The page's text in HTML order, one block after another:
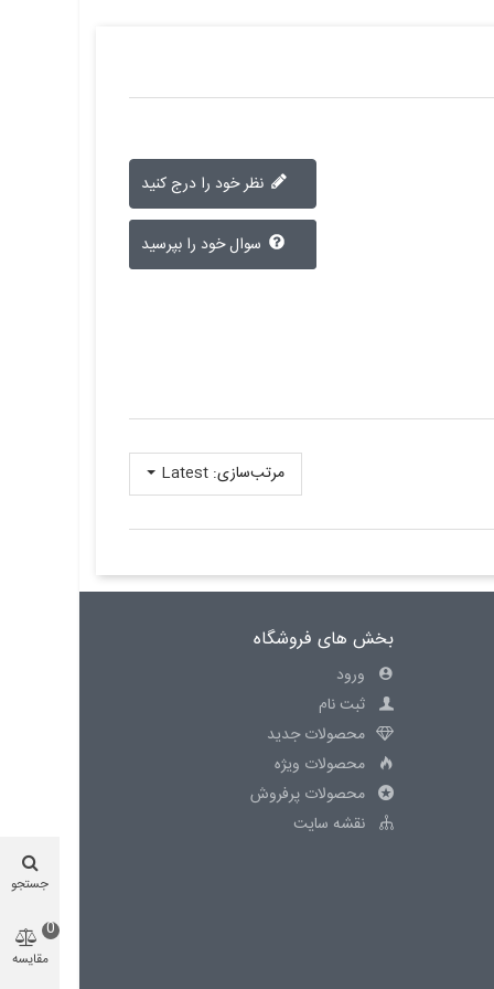
سوال خود را بپرسید
مرتب‌سازی: Latest
بخش های فروشگاه
ورود
ثبت نام
محصولات جدید
محصولات ویژه
محصولات پرفروش
نقشه سایت
جستجو
مقایسه
0